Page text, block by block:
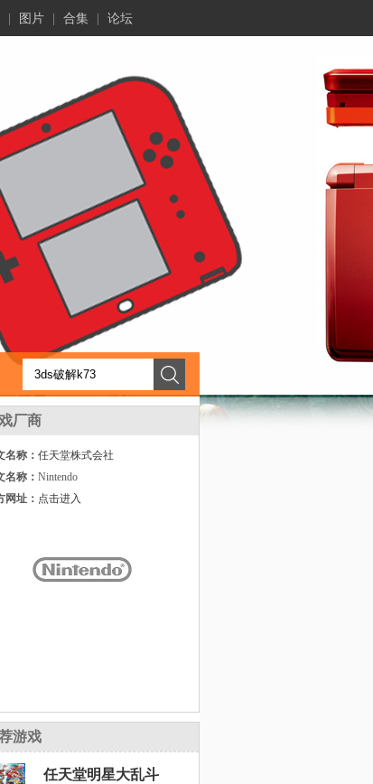
图片 合集 论坛
厂商
名称： 任天堂株式会社
名称： Nintendo
网址： 点击进入
游戏
任天堂明星大乱斗